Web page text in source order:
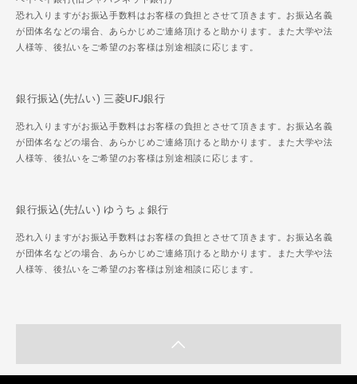
恐れ入りますがお振込手数料はお客様の負担とさせて頂きます。お振込名義
が団体名などの場合、あらかじめご連絡頂けると助かります。また大学や法
人様等、後払いをご希望のお客様は別途相談に応じます。
銀行振込(先払い) 三菱UFJ銀行
恐れ入りますがお振込手数料はお客様の負担とさせて頂きます。お振込名義
が団体名などの場合、あらかじめご連絡頂けると助かります。また大学や法
人様等、後払いをご希望のお客様は別途相談に応じます。
銀行振込(先払い) ゆうちょ銀行
恐れ入りますがお振込手数料はお客様の負担とさせて頂きます。お振込名義
が団体名などの場合、あらかじめご連絡頂けると助かります。また大学や法
人様等、後払いをご希望のお客様は別途相談に応じます。